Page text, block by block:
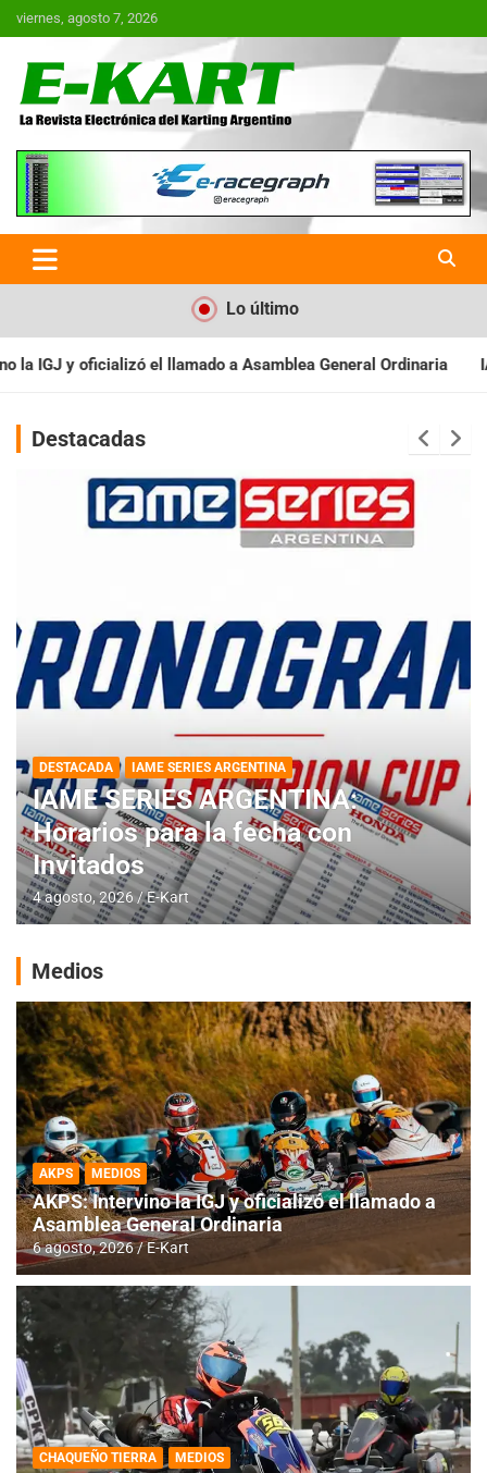
Saltar
al
viernes, agosto 7, 2026
E-Kart.com.ar | La Revista
Electrónica del Karting en
Argentina
Lo último
Asamblea General Ordinaria IAME SERIES ARGENTINA:
Destacadas
DESTACADA IAME SERIES ARGENTINA
IAME SERIES ARGENTINA:
Horarios para la fecha con
Invitados
4 agosto, 2026 E-Kart
Medios
AKPS MEDIOS
AKPS: Intervino la IGJ y oficializó el llamado a
Asamblea General Ordinaria
6 agosto, 2026 E-Kart
CHAQUEÑO TIERRA MEDIOS